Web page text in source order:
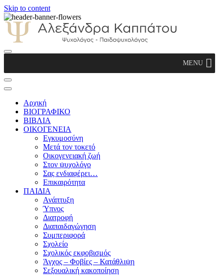
Skip to content
Παιδοψυχολόγος
MENU
Αρχική
ΒΙΟΓΡΑΦΙΚΟ
ΒΙΒΛΙΑ
ΟΙΚΟΓΕΝΕΙΑ
Εγκυμοσύνη
Μετά τον τοκετό
Οικογενειακή ζωή
Στον ψυχολόγο
Σας ενδιαφέρει…
Επικαιρότητα
ΠΑΙΔΙΑ
Ανάπτυξη
Ύπνος
Διατροφή
Διαπαιδαγώγηση
Συμπεριφορά
Σχολείο
Σχολικός εκφοβισμός
Άγχος – Φοβίες – Κατάθλιψη
Σεξουαλική κακοποίηση